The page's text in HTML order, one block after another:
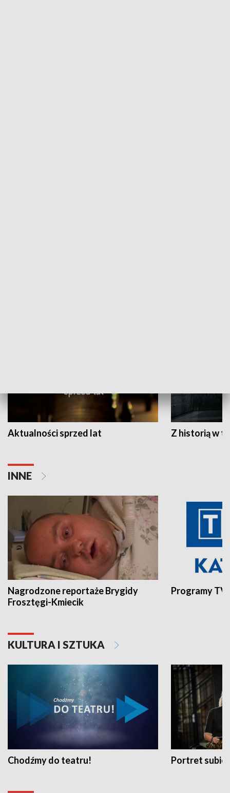
Aktualności sprzed lat Z historią w
INNE
Nagrodzone reportaże Brygidy
Frosztęgi-Kmiecik
Programy
KULTURA I SZTUKA
Chodźmy do teatru! Portret